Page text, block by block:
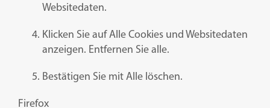
Websitedaten.
Klicken Sie auf Alle Cookies und Websitedaten
anzeigen. Entfernen Sie alle.
Bestätigen Sie mit Alle löschen.
Firefox